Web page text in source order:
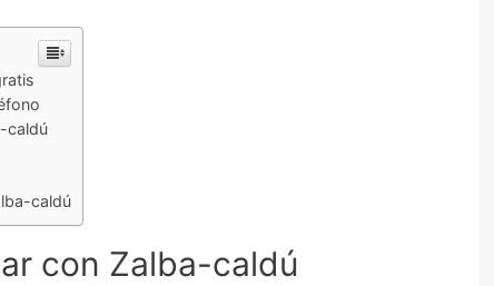
caldú
caldú
con Zalba-caldú